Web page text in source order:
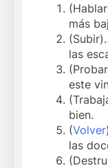
más
las
este
bien.
(Volver
las